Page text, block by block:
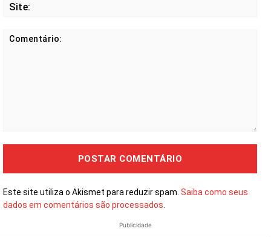
Este site utiliza o Akismet para reduzir spam. Saiba como seus
dados em comentários são processados.
Publicidade